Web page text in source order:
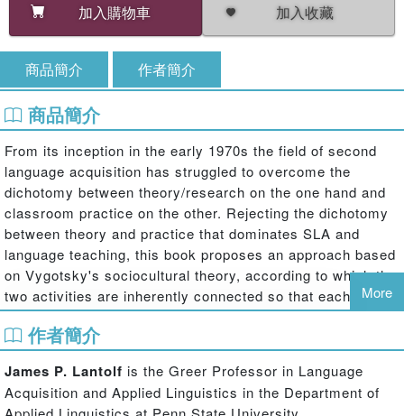
加入購物車 加入收藏
商品簡介 作者簡介
商品簡介
From its inception in the early 1970s the field of second
language acquisition has struggled to overcome the
dichotomy between theory/research on the one hand and
classroom practice on the other. Rejecting the dichotomy
between theory and practice that dominates SLA and
language teaching, this book proposes an approach based
on Vygotsky's sociocultural theory, according to which the
two activities are inherently connected so that each is
necessarily rooted in the other. From the perspective of
language education, this is what is meant by the
Features:
More
作者簡介
James P. Lantolf is the Greer Professor in Language
Acquisition and Applied Linguistics in the Department of